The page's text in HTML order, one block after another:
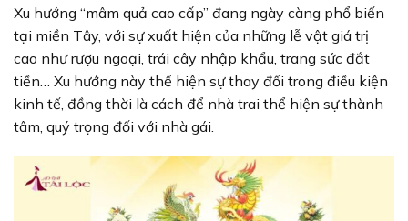
Xu hướng “mâm quả cao cấp” đang ngày càng phổ biến
tại miền Tây, với sự xuất hiện của những lễ vật giá trị
cao như rượu ngoại, trái cây nhập khẩu, trang sức đắt
tiền… Xu hướng này thể hiện sự thay đổi trong điều kiện
kinh tế, đồng thời là cách để nhà trai thể hiện sự thành
tâm, quý trọng đối với nhà gái.